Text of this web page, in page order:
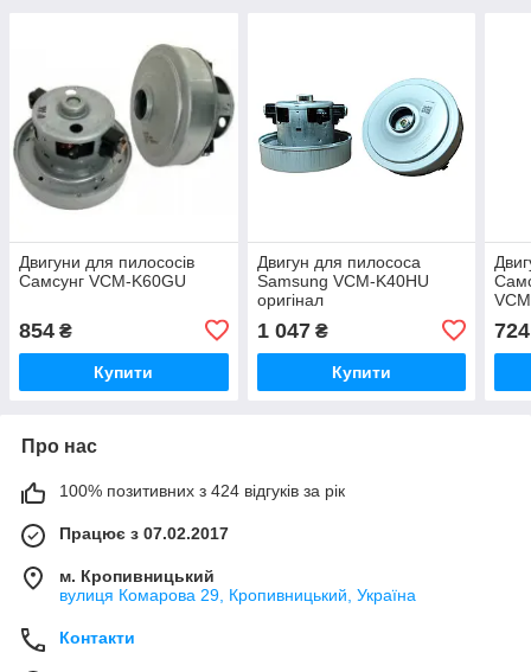
Двигуни для пилососів
Самсунг VCM-K60GU
854 ₴
Купити
Двигун для пилососа
Samsung VCM-K40HU
оригінал
1 047₴
Купити
724
Про нас
100% позитивних з 424 відгуків за рік
Працює з 07.02.2017
м. Кропивницький
вулиця Комарова 29, Кропивницький, Україна
Контакти